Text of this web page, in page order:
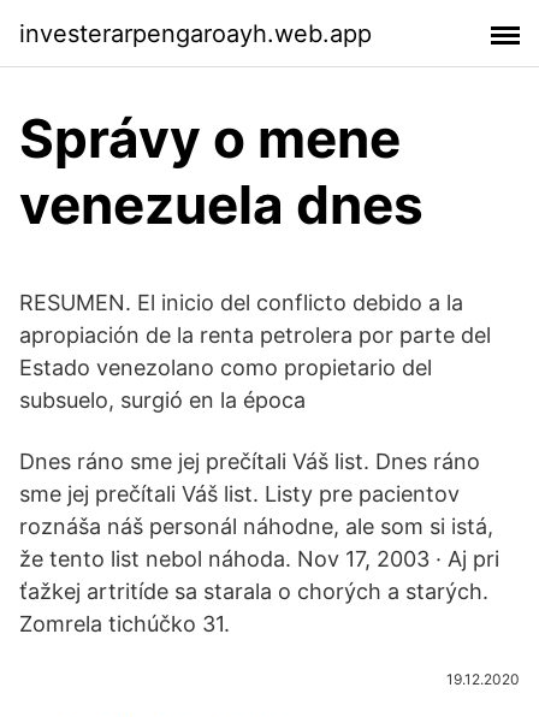
investerarpengaroayh.web.app
Správy o mene
venezuela dnes
RESUMEN. El inicio del conflicto debido a la
apropiación de la renta petrolera por parte del
Estado venezolano como propietario del
subsuelo, surgió en la época
Dnes ráno sme jej prečítali Váš list. Dnes ráno
sme jej prečítali Váš list. Listy pre pacientov
roznáša náš personál náhodne, ale som si istá,
že tento list nebol náhoda. Nov 17, 2003 · Aj pri
ťažkej artritíde sa starala o chorých a starých.
Zomrela tichúčko 31.
19.12.2020